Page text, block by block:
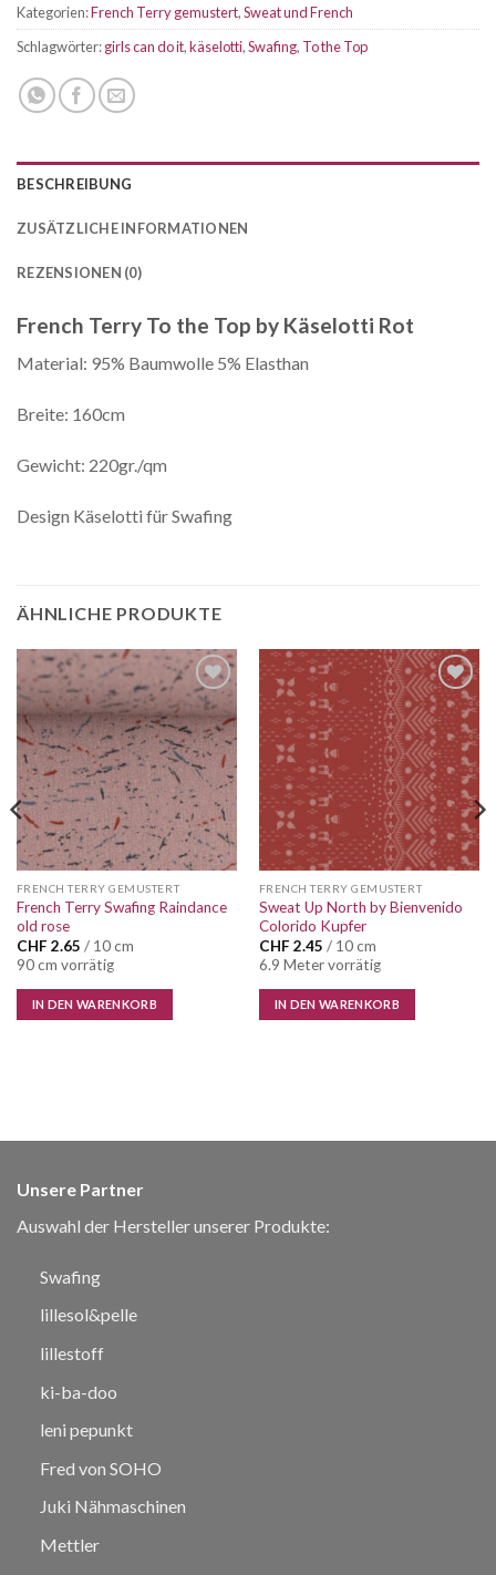
Kategorien:French Terry gemustert,Sweat und French
Schlagwörter:girls can do it,käselotti,Swafing, To the Top
BESCHREIBUNG
ZUSÄTZLICHE INFORMATIONEN
REZENSIONEN (0)
French Terry To the Top by Käselotti Rot
Material: 95% Baumwolle 5% Elasthan
Breite: 160cm
Gewicht: 220gr./qm
Design Käselotti für Swafing
ÄHNLICHE PRODUKTE
Auf die
Wunschliste
FRENCH TERRY GEMUSTERT
French Terry Swafing Raindance
old rose
CHF 2.65 / 10 cm
90 cm vorrätig
IN DEN WARENKORB
Auf die
Wunschliste
FRENCH TERRY GEMUSTERT
Sweat Up North by Bienvenido
Colorido Kupfer
CHF 2.45 / 10 cm
6.9 Meter vorrätig
IN DEN WARENKORB
Unsere Partner
Auswahl der Hersteller unserer Produkte:
Swafing
lillesol&pelle
lillestoff
ki-ba-doo
leni pepunkt
Fred von SOHO
Juki Nähmaschinen
Mettler